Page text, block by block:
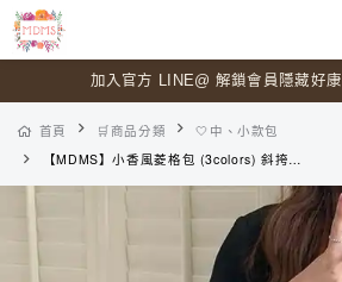
加入官方 LINE@ 解鎖會員隱藏好康
首頁 🛒商品分類
🤍中、小款包
【MDMS】小香風菱格包 (3colors) 斜挎包 側背包 經典不敗 OOTD 百搭 小眾設計 鏈條包 小方包 腋下包 小廢包 B022